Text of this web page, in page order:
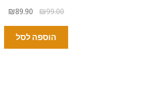
₪99.00
₪89.90
הוספה לסל